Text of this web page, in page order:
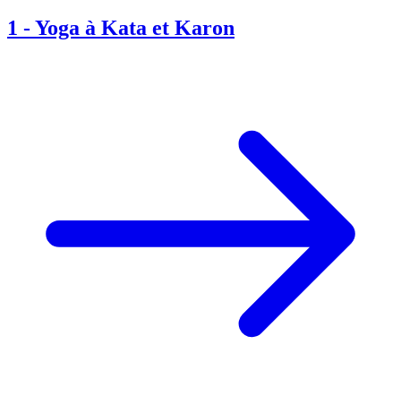
1 -Yoga à Kata et Karon